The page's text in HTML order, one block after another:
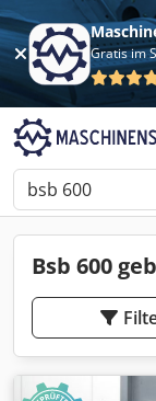
Gratis im
Bsb 600